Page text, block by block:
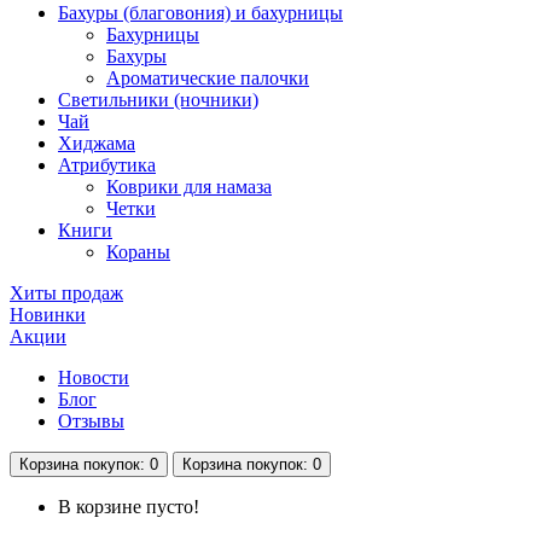
Бахуры (благовония) и бахурницы
Бахурницы
Бахуры
Ароматические палочки
Светильники (ночники)
Чай
Хиджама
Атрибутика
Коврики для намаза
Четки
Книги
Кораны
Хиты продаж
Новинки
Акции
Новости
Блог
Отзывы
Корзина покупок: 0 Корзина покупок: 0
В корзине пусто!